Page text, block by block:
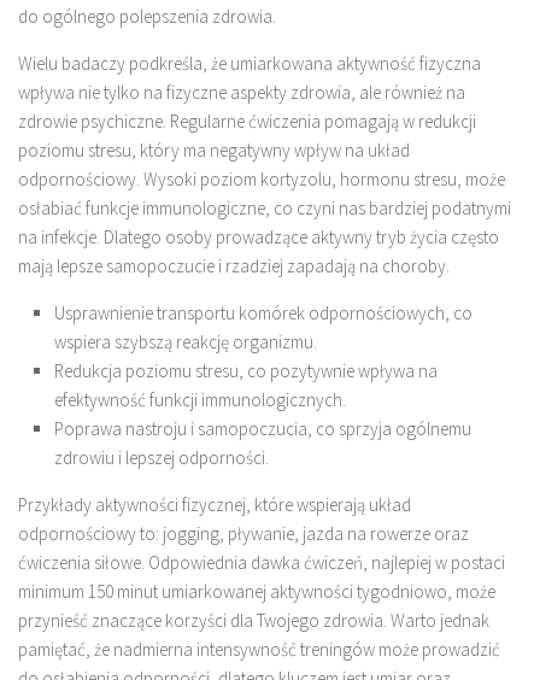
do ogólnego polepszenia zdrowia.
Wielu badaczy podkreśla, że umiarkowana aktywność fizyczna
wpływa nie tylko na fizyczne aspekty zdrowia, ale również na
zdrowie psychiczne. Regularne ćwiczenia pomagają w redukcji
poziomu stresu, który ma negatywny wpływ na układ
odpornościowy. Wysoki poziom kortyzolu, hormonu stresu, może
osłabiać funkcje immunologiczne, co czyni nas bardziej podatnymi
na infekcje. Dlatego osoby prowadzące aktywny tryb życia często
mają lepsze samopoczucie i rzadziej zapadają na choroby.
Usprawnienie transportu komórek odpornościowych, co
wspiera szybszą reakcję organizmu.
Redukcja poziomu stresu, co pozytywnie wpływa na
efektywność funkcji immunologicznych.
Poprawa nastroju i samopoczucia, co sprzyja ogólnemu
zdrowiu i lepszej odporności.
Przykłady aktywności fizycznej, które wspierają układ
odpornościowy to: jogging, pływanie, jazda na rowerze oraz
ćwiczenia siłowe. Odpowiednia dawka ćwiczeń, najlepiej w postaci
minimum 150 minut umiarkowanej aktywności tygodniowo, może
przynieść znaczące korzyści dla Twojego zdrowia. Warto jednak
pamiętać, że nadmierna intensywność treningów może prowadzić